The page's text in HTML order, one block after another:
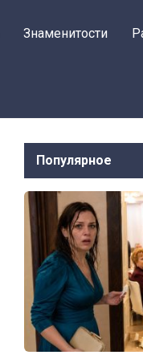
Знаменитости
Популярное